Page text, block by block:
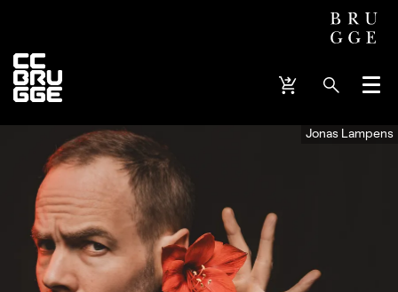
Menu
Jonas Lampens